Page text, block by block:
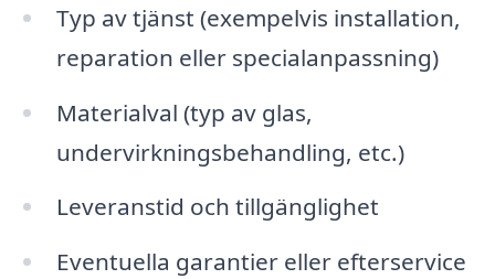
Typ av tjänst (exempelvis installation,
reparation eller specialanpassning)
Materialval (typ av glas,
undervirkningsbehandling, etc.)
Leveranstid och tillgänglighet
Eventuella garantier eller efterservice